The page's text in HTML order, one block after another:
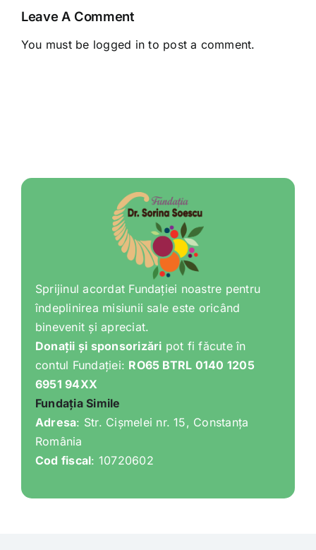
Leave A Comment
You must be logged in to post a comment.
Sprijinul acordat Fundației noastre pentru
îndeplinirea misiunii sale este oricând
binevenit și apreciat.
Donații și sponsorizări pot fi făcute în
contul Fundației: RO65 BTRL 0140 1205
6951 94XX
Fundația Simile
Adresa: Str. Cișmelei nr. 15, Constanța
România
Cod fiscal: 10720602